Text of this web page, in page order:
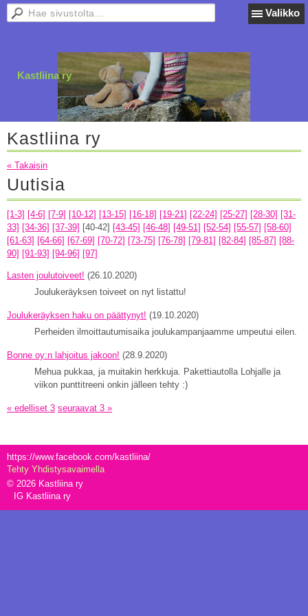
Valikko
Kastliina ry
Kastliina ry
« Takaisin
Uutisia
[1-3] [4-6] [7-9] [10-12] [13-15] [16-18] [19-21] [22-24] [25-27] [28-30] [31-
33] [34-36] [37-39] [40-42] [43-45] [46-48] [49-51] [52-54] [55-57] [58-60]
[61-63] [64-66] [67-69] [70-72] [73-75] [76-78] [79-81] [82-84] [85-87] [88-
90] [91-93] [94-96] [97]
Lasten joulutoiveet! (26.10.2020)
Joulukeräyksen toiveet on nyt listattu!
Joulukeräyksen haku on päättynyt! (19.10.2020)
Perheiden ilmoittautumisaika joulukampanjaamme umpeutui eilen.
Bonne oy:n lahjoitus jakoon! (28.9.2020)
Mehua pukkaa, ja muitakin herkkuja. Pakettiautolla Lohjalle ja
viikon punttitreeni onkin jälleen tehty :)
« edelliset 3 seuraavat 3 »
https://www.facebook.com/kastliina/
Tehty Yhdistysavaimella
© 2026 Kastliina ry
IG Kastliina ry